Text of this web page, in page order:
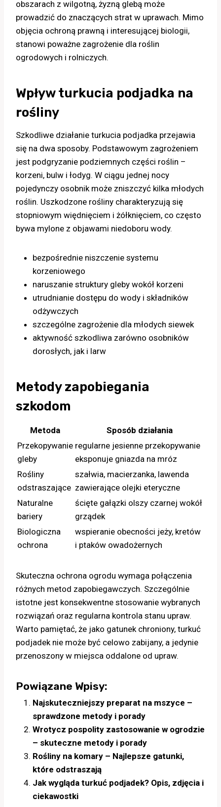
obszarach z wilgotną, żyzną glebą może
prowadzić do znaczących strat w uprawach. Mimo
objęcia ochroną prawną i interesującej biologii,
stanowi poważne zagrożenie dla roślin
ogrodowych i rolniczych.
Wpływ turkucia podjadka na
rośliny
Szkodliwe działanie turkucia podjadka przejawia
się na dwa sposoby. Podstawowym zagrożeniem
jest podgryzanie podziemnych części roślin –
korzeni, bulw i łodyg. W ciągu jednej nocy
pojedynczy osobnik może zniszczyć kilka młodych
roślin. Uszkodzone rośliny charakteryzują się
stopniowym więdnięciem i żółknięciem, co często
bywa mylone z objawami niedoboru wody.
bezpośrednie niszczenie systemu
korzeniowego
naruszanie struktury gleby wokół korzeni
utrudnianie dostępu do wody i składników
odżywczych
szczególne zagrożenie dla młodych siewek
aktywność szkodliwa zarówno osobników
dorosłych, jak i larw
Metody zapobiegania
szkodom
Metoda
Sposób działania
Przekopywanie
gleby
regularne jesienne przekopywanie
eksponuje gniazda na mróz
Rośliny
odstraszające
szałwia, macierzanka, lawenda
zawierające olejki eteryczne
Naturalne
bariery
ścięte gałązki olszy czarnej wokół
grządek
Biologiczna
ochrona
wspieranie obecności jeży, kretów
i ptaków owadożernych
Skuteczna ochrona ogrodu wymaga połączenia
różnych metod zapobiegawczych. Szczególnie
istotne jest konsekwentne stosowanie wybranych
rozwiązań oraz regularna kontrola stanu upraw.
Warto pamiętać, że jako gatunek chroniony, turkuć
podjadek nie może być celowo zabijany, a jedynie
przenoszony w miejsca oddalone od upraw.
Powiązane Wpisy:
Najskuteczniejszy preparat na mszyce –
sprawdzone metody i porady
Wrotycz pospolity zastosowanie w ogrodzie
– skuteczne metody i porady
Rośliny na komary – Najlepsze gatunki,
które odstraszają
Jak wygląda turkuć podjadek? Opis, zdjęcia i
ciekawostki